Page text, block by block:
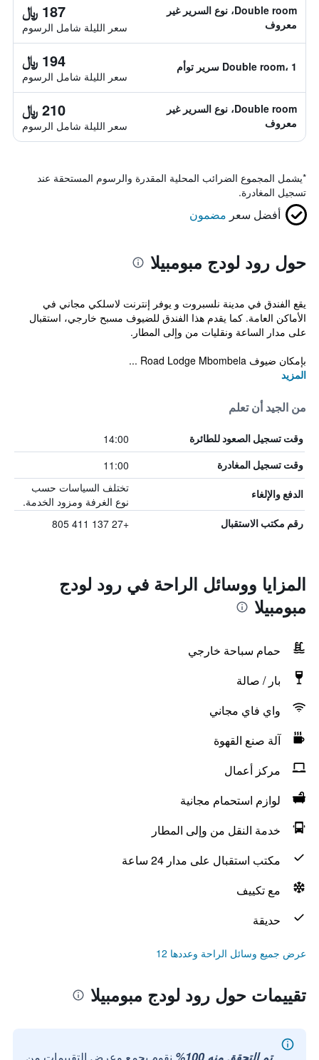
Double room، نوع السرير غير
معروف
187 ﷼
سعر الليلة شامل الرسوم
Double room، 1 سرير توأم 194 ﷼
سعر الليلة شامل الرسوم
Double room، نوع السرير غير
معروف
210 ﷼
سعر الليلة شامل الرسوم
*يشمل المجموع الضرائب المحلية المقدرة والرسوم المستحقة عند
تسجيل المغادرة.
أفضل سعر مضمون
حول رود لودج مبومبيلا
يقع الفندق في مدينة نلسبروت و يوفر إنترنت لاسلكي مجاني في
الأماكن العامة. كما يقدم هذا الفندق للضيوف مسبح خارجي، استقبال
على مدار الساعة ونقليات من وإلى المطار.
بإمكان ضيوف Road Lodge Mbombela ...
المزيد
من الجيد أن تعلم
وقت تسجيل الصعود للطائرة 14:00
وقت تسجيل المغادرة 11:00
الدفع والإلغاء
تختلف السياسات حسب
نوع الغرفة ومزود الخدمة.
رقم مكتب الاستقبال +27 137 411 805
المزايا ووسائل الراحة في رود لودج
مبومبيلا
حمام سباحة خارجي
بار / صالة
واي فاي مجاني
آلة صنع القهوة
مركز أعمال
لوازم استحمام مجانية
خدمة النقل من وإلى المطار
مكتب استقبال على مدار 24 ساعة
مع تكييف
حديقة
عرض جميع وسائل الراحة وعددها 12
تقييمات حول رود لودج مبومبيلا